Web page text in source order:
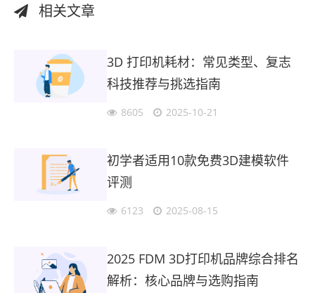
相关文章
3D 打印机耗材：常见类型、复志
科技推荐与挑选指南
8605 2025-10-21
初学者适用10款免费3D建模软件
评测
6123 2025-08-15
2025 FDM 3D打印机品牌综合排名
解析：核心品牌与选购指南